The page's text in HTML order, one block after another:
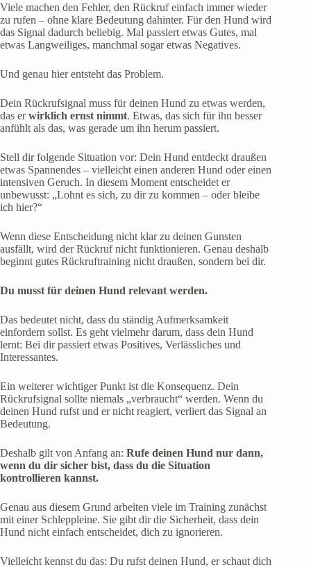
Viele machen den Fehler, den Rückruf einfach immer wieder
zu rufen – ohne klare Bedeutung dahinter. Für den Hund wird
das Signal dadurch beliebig. Mal passiert etwas Gutes, mal
etwas Langweiliges, manchmal sogar etwas Negatives.
Und genau hier entsteht das Problem.
Dein Rückrufsignal muss für deinen Hund zu etwas werden,
das erwirklich ernst nimmt. Etwas, das sich für ihn besser
anfühlt als das, was gerade um ihn herum passiert.
Stell dir folgende Situation vor: Dein Hund entdeckt draußen
etwas Spannendes – vielleicht einen anderen Hund oder einen
intensiven Geruch. In diesem Moment entscheidet er
unbewusst: „Lohnt es sich, zu dir zu kommen – oder bleibe
ich hier?“
Wenn diese Entscheidung nicht klar zu deinen Gunsten
ausfällt, wird der Rückruf nicht funktionieren. Genau deshalb
beginnt gutes Rückruftraining nicht draußen, sondern bei dir.
Du musst für deinen Hund relevant werden.
Das bedeutet nicht, dass du ständig Aufmerksamkeit
einfordern sollst. Es geht vielmehr darum, dass dein Hund
lernt: Bei dir passiert etwas Positives, Verlässliches und
Interessantes.
Ein weiterer wichtiger Punkt ist die Konsequenz. Dein
Rückrufsignal sollte niemals „verbraucht“ werden. Wenn du
deinen Hund rufst und er nicht reagiert, verliert das Signal an
Bedeutung.
Deshalb gilt von Anfang an: Rufe deinen Hund nur dann,
wenn du dir sicher bist, dass du die Situation
kontrollieren kannst.
Genau aus diesem Grund arbeiten viele im Training zunächst
mit einer Schleppleine. Sie gibt dir die Sicherheit, dass dein
Hund nicht einfach entscheidet, dich zu ignorieren.
Vielleicht kennst du das: Du rufst deinen Hund, er schaut dich